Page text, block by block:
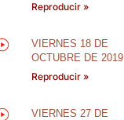
Reproducir »
VIERNES 18 DE
OCTUBRE DE 2019
Reproducir »
VIERNES 27 DE